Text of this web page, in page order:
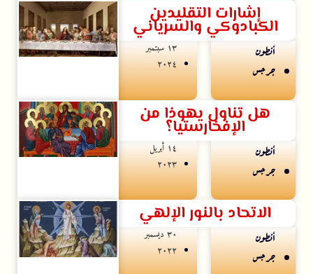
إشارات التقليدين
الكبادوكي والسرياني
أنطون
جرجس
۱۳ سبتمبر
۲۰۲٤
هل تناول يهوذا من
الإفخارستيا؟
أنطون
جرجس
۱٤ أبريل
۲۰۲۳
الاتحاد بالنور الإلهي
أنطون
جرجس
۳۰ ديسمبر
۲۰۲۲